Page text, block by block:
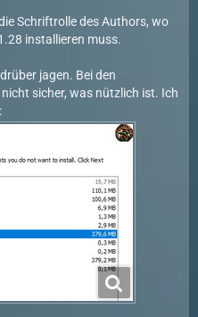
Schriftrolle des Authors, wo
installieren muss.
jagen. Bei den
sicher, was nützlich ist. Ich